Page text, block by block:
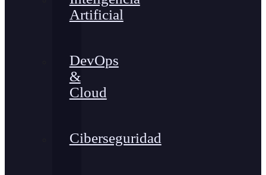
Artificial
DevOps
&
Cloud
Ciberseguridad